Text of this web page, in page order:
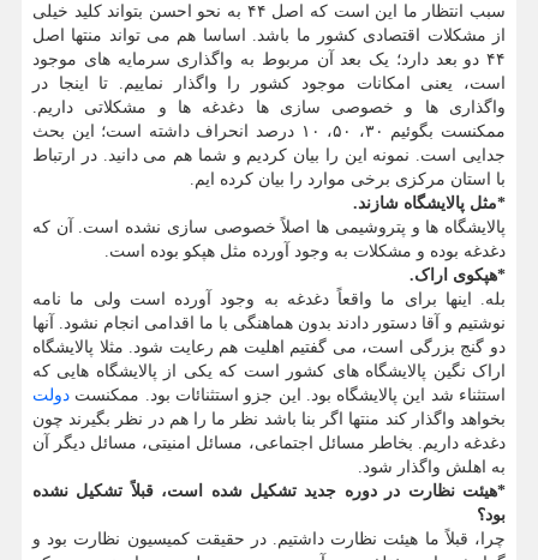
سبب انتظار ما این است که اصل ۴۴ به نحو احسن بتواند کلید خیلی
از مشکلات اقتصادی کشور ما باشد. اساسا هم می تواند منتها اصل
۴۴ دو بعد دارد؛ یک بعد آن مربوط به واگذاری سرمایه های موجود
است، یعنی امکانات موجود کشور را واگذار نماییم. تا اینجا در
واگذاری ها و خصوصی سازی ها دغدغه ها و مشکلاتی داریم.
ممکنست بگوئیم ۳۰، ۵۰، ۱۰ درصد انحراف داشته است؛ این بحث
جدایی است. نمونه این را بیان کردیم و شما هم می دانید. در ارتباط
با استان مرکزی برخی موارد را بیان کرده ایم.
*مثل پالایشگاه شازند.
پالایشگاه ها و پتروشیمی ها اصلاً خصوصی سازی نشده است. آن که
دغدغه بوده و مشکلات به وجود آورده مثل هپکو بوده است.
*هپکوی اراک.
بله. اینها برای ما واقعاً دغدغه به وجود آورده است ولی ما نامه
نوشتیم و آقا دستور دادند بدون هماهنگی با ما اقدامی انجام نشود. آنها
دو گنج بزرگی است، می گفتیم اهلیت هم رعایت شود. مثلا پالایشگاه
اراک نگین پالایشگاه های کشور است که یکی از پالایشگاه هایی که
استثناء شد این پالایشگاه بود. این جزو استثنائات بود. ممکنست دولت
بخواهد واگذار کند منتها اگر بنا باشد نظر ما را هم در نظر بگیرند چون
دغدغه داریم. بخاطر مسائل اجتماعی، مسائل امنیتی، مسائل دیگر آن
به اهلش واگذار شود.
*هیئت نظارت در دوره جدید تشکیل شده است، قبلاً تشکیل نشده
بود؟
چرا، قبلاً ما هیئت نظارت داشتیم. در حقیقت کمیسیون نظارت بود و